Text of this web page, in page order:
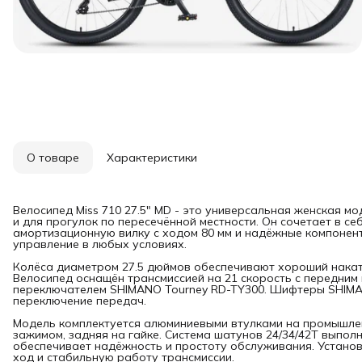
О товаре Характеристики
Велосипед Miss 710 27.5" MD - это универсальная женская
и для прогулок по пересечённой местности. Он сочетает в
амортизационную вилку с ходом 80 мм и надёжные
управление в любых условиях.
Колёса диаметром 27.5 дюймов обеспечивают хороший
Велосипед оснащён трансмиссией на 21 скорость с
переключателем SHIMANO Tourney RD-TY300. Шифтеры
переключение передач.
Модель комплектуется алюминиевыми втулками на
зажимом, задняя на гайке. Система шатунов 24/34/42Т
обеспечивает надёжность и простоту обслуживания.
ход и стабильную работу трансмиссии.